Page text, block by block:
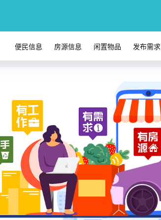
便民信息 房源信息 闲置物品 发布需求